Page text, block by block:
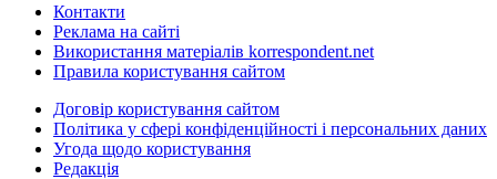
Контакти
Реклама на сайті
Використання матеріалів korrespondent.net
Правила користування сайтом
Договір користування сайтом
Політика у сфері конфіденційності і персональних даних
Угода щодо користування
Редакція